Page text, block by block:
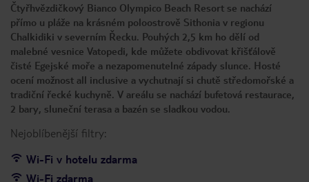
Čtyřhvězdičkový Bianco Olympico Beach Resort se nachází
přímo u pláže na krásném poloostrově Sithonia v regionu
Chalkidiki v severním Řecku. Pouhých 2,5 km ho dělí od
malebné vesnice Vatopedi, kde můžete obdivovat křišťálově
čisté Egejské moře a nezapomenutelné západy slunce. Hosté
ocení možnost all inclusive a vychutnají si chutě středomořské a
tradiční řecké kuchyně. V areálu se nachází bufetová restaurace,
2 bary, sluneční terasa a bazén se sladkou vodou.
Nejoblíbenější filtry:
Wi-Fi v hotelu zdarma
Wi-Fi zdarma